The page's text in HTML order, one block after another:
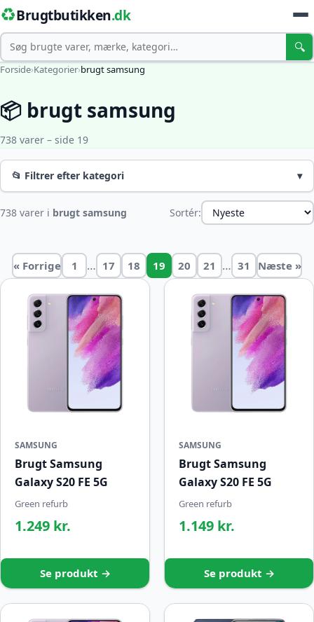
♻️Brugtbutikken.dk
Søg 🔍
Forside›Kategorier›brugt samsung
📦 brugt samsung
738 varer – side 19
📂 Filtrer efter kategori ▾
738 varer i brugt samsung Sortér:
« Forrige 1 … 17 18 19 20 21 … 31 Næste »
SAMSUNG
Brugt Samsung
Galaxy S20 FE 5G
Green refurb
1.249 kr.
Se produkt →
SAMSUNG
Brugt Samsung
Galaxy S20 FE 5G
Green refurb
1.149 kr.
Se produkt →